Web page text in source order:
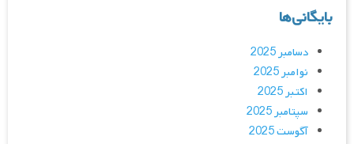
بایگانی‌ها
دسامبر 2025
نوامبر 2025
اکتبر 2025
سپتامبر 2025
آگوست 2025